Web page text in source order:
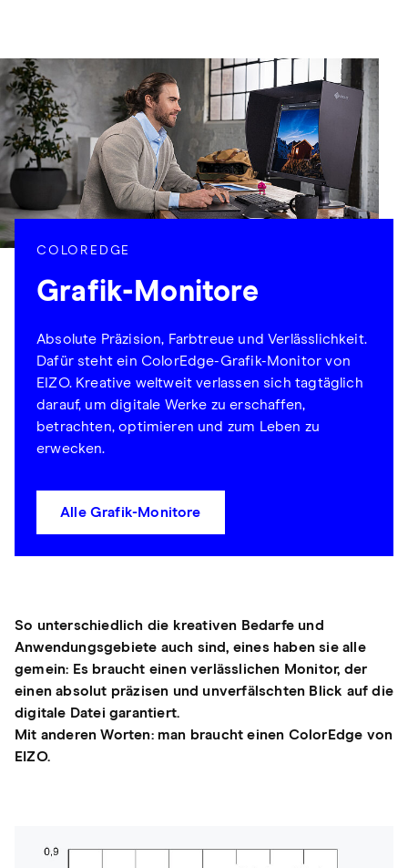
COLOREDGE
Grafik-Monitore
Absolute Präzision, Farbtreue und Verlässlichkeit.
Dafür steht ein ColorEdge-Grafik-Monitor von
EIZO. Kreative weltweit verlassen sich tagtäglich
darauf, um digitale Werke zu erschaffen,
betrachten, optimieren und zum Leben zu
erwecken.
Alle Grafik-Monitore
So unterschiedlich die kreativen Bedarfe und
Anwendungsgebiete auch sind, eines haben sie alle
gemein: Es braucht einen verlässlichen Monitor, der
einen absolut präzisen und unverfälschten Blick auf die
digitale Datei garantiert.
Mit anderen Worten: man braucht einen ColorEdge von
EIZO.